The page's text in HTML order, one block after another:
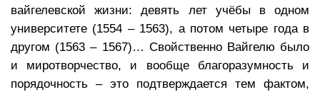
вайгелевской жизни: девять лет учёбы в одном
университете (1554 – 1563), а потом четыре года в
другом (1563 – 1567)… Свойственно Вайгелю было
и миротворчество, и вообще благоразумность и
порядочность – это подтверждается тем фактом,